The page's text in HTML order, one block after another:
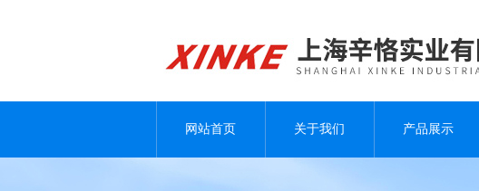
网站首页 关于我们 产品展示